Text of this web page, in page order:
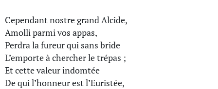
Cependant nostre grand Alcide,
Amolli parmi vos appas,
Perdra la fureur qui sans bride
L’emporte à chercher le trépas ;
Et cette valeur indomtée
De qui l’honneur est l’Euristée,